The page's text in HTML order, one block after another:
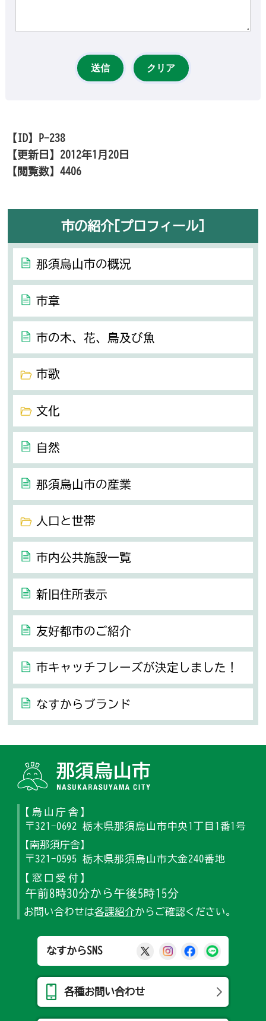
【ID】
P-238
【更新日】 2012年1月20日
【閲覧数】4406
市の紹介[プロフィール]
那須烏山市の概況
市章
市の木、花、鳥及び魚
市歌
文化
自然
那須烏山市の産業
人口と世帯
市内公共施設一覧
新旧住所表示
友好都市のご紹介
市キャッチフレーズが決定しました！
なすからブランド
【烏山庁舎】
〒321-0692 栃木県那須烏山市中央1丁目1番1号
【南那須庁舎】
〒321-0595 栃木県那須烏山市大金240番地
【窓口受付】
午前8時30分から午後5時15分
お問い合わせは各課紹介からご確認ください。
なすからSNS 那須烏山市公式X
那須烏山市公式
那須烏山市
各種お問い合わせ